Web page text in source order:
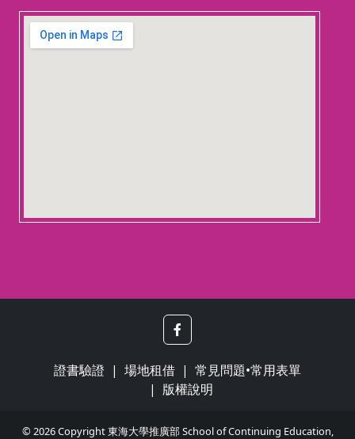
123 movies
embedgooglemap.net
證書驗證 場地租借
常見問題•常用表單
版權說明
© 2026 Copyright 東海大學推廣部 School of Continuing Education,